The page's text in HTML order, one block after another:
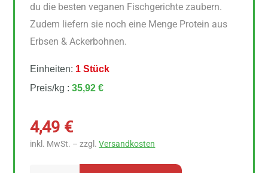
du die besten veganen Fischgerichte zaubern.
Zudem liefern sie noch eine Menge Protein aus
Erbsen & Ackerbohnen.
Einheiten: 1 Stück
Preis/kg :35,92 €
4,49 €
inkl. MwSt. – zzgl.Versandkosten